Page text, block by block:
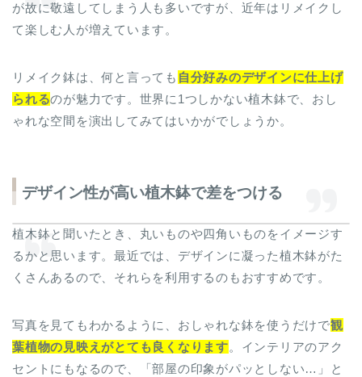
が故に敬遠してしまう人も多いですが、近年はリメイクし
て楽しむ人が増えています。
リメイク鉢は、何と言っても 自分好みのデザインに仕上げ
られるのが魅力です。世界に1つしかない植木鉢で、おし
ゃれな空間を演出してみてはいかがでしょうか。
デザイン性が高い植木鉢で差をつける
植木鉢と聞いたとき、丸いものや四角いものをイメージす
るかと思います。最近では、デザインに凝った植木鉢がた
くさんあるので、それらを利用するのもおすすめです。
写真を見てもわかるように、おしゃれな鉢を使うだけで観
葉植物の見映えがとても良くなります。インテリアのアク
セントにもなるので、「部屋の印象がパッとしない…」と